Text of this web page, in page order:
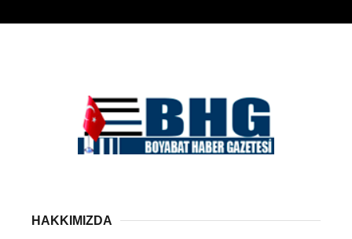
HAKKIMIZDA